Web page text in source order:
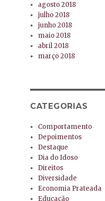
agosto 2018
julho 2018
junho 2018
maio 2018
abril 2018
março 2018
CATEGORIAS
Comportamento
Depoimentos
Destaque
Dia do Idoso
Direitos
Diversidade
Economia Prateada
Educação